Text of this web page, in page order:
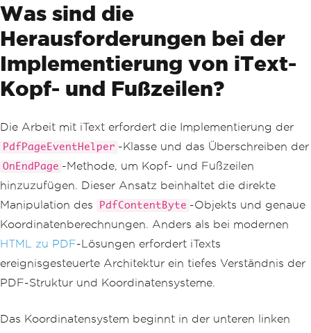
Was sind die
Herausforderungen bei der
Implementierung von iText-
Kopf- und Fußzeilen?
Die Arbeit mit iText erfordert die Implementierung der
PdfPageEventHelper -Klasse und das Überschreiben der
OnEndPage -Methode, um Kopf- und Fußzeilen
hinzuzufügen. Dieser Ansatz beinhaltet die direkte
Manipulation des
PdfContentByte -Objekts und genaue
Koordinatenberechnungen. Anders als bei modernen
HTML zu PDF-Lösungen erfordert iTexts
ereignisgesteuerte Architektur ein tiefes Verständnis der
PDF-Struktur und Koordinatensysteme.
Das Koordinatensystem beginnt in der unteren linken